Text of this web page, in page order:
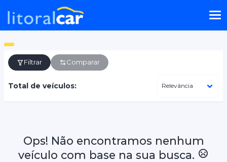
Filtrar Comparar
Total de veículos:
Ops! Não encontramos nenhum
veículo com base na sua busca.